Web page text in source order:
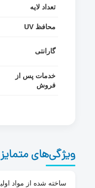
تعداد لایه
محافظ UV
گارانتی
خدمات پس از
فروش
ویژگی‌های متمایز